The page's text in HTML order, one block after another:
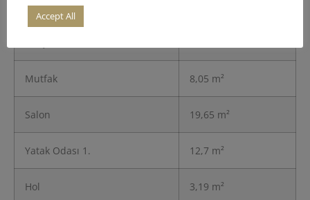
Mutfak 8,05 m²
Salon 19,65 m²
Yatak Odası 1. 12,7 m²
Hol 3,19 m²
Accept All